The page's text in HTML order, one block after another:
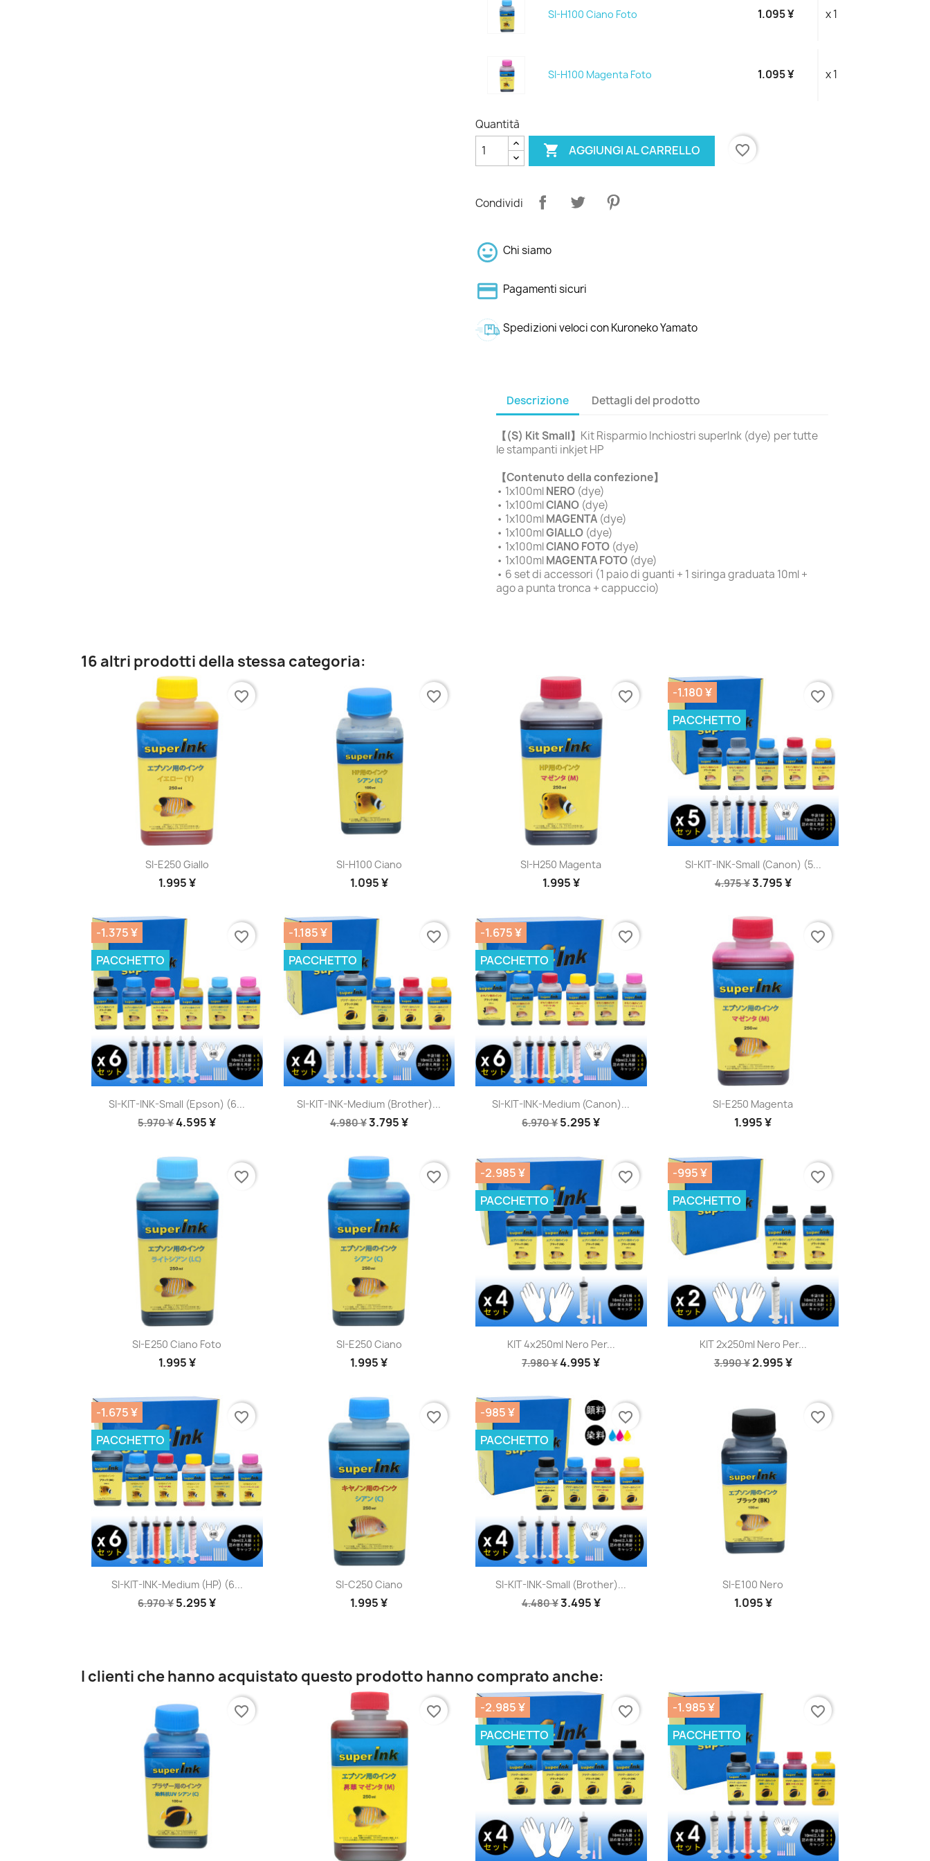
SI-H100 Ciano Foto 1.095 ¥ x 1
SI-H100 Magenta Foto 1.095 ¥ x 1
Quantità
 AGGIUNGI AL CARRELLO favorite_border
Condividi
Chi siamo
Pagamenti sicuri
Spedizioni veloci con Kuroneko Yamato
Descrizione Dettagli del prodotto
【(S) Kit Small】 Kit Risparmio Inchiostri superInk (dye) per tutte
le stampanti inkjet HP
【Contenuto della confezione】
• 1x100mlNERO (dye)
• 1x100mlCIANO (dye)
• 1x100mlMAGENTA (dye)
• 1x100mlGIALLO (dye)
• 1x100mlCIANO FOTO (dye)
• 1x100mlMAGENTA FOTO (dye)
• 6 set di accessori (1 paio di guanti + 1 siringa graduata 10ml +
ago a punta tronca + cappuccio)
16 altri prodotti della stessa categoria:
Anteprima
SI-E250 Giallo
1.995 ¥
favorite_border
Anteprima
SI-H100 Ciano
1.095 ¥
favorite_border
Anteprima
SI-H250 Magenta
1.995 ¥
favorite_border
Anteprima
SI-KIT-INK-Small (Canon) (5...
4.975 ¥3.795 ¥
-1.180 ¥
PACCHETTO
favorite_border
Anteprima
SI-KIT-INK-Small (Epson) (6...
5.970 ¥4.595 ¥
-1.375 ¥
PACCHETTO
favorite_border
Anteprima
SI-KIT-INK-Medium (Brother)...
4.980 ¥3.795 ¥
-1.185 ¥
PACCHETTO
favorite_border
Anteprima
SI-KIT-INK-Medium (Canon)...
6.970 ¥5.295 ¥
-1.675 ¥
PACCHETTO
favorite_border
Anteprima
SI-E250 Magenta
1.995 ¥
favorite_border
Anteprima
SI-E250 Ciano Foto
1.995 ¥
favorite_border
Anteprima
SI-E250 Ciano
1.995 ¥
favorite_border
Anteprima
KIT 4x250ml Nero Per...
7.980 ¥4.995 ¥
-2.985 ¥
PACCHETTO
favorite_border
Anteprima
KIT 2x250ml Nero Per...
3.990 ¥2.995 ¥
-995 ¥
PACCHETTO
favorite_border
Anteprima
SI-KIT-INK-Medium (HP) (6...
6.970 ¥5.295 ¥
-1.675 ¥
PACCHETTO
favorite_border
Anteprima
SI-C250 Ciano
1.995 ¥
favorite_border
Anteprima
SI-KIT-INK-Small (Brother)...
4.480 ¥3.495 ¥
-985 ¥
PACCHETTO
favorite_border
Anteprima
SI-E100 Nero
1.095 ¥
favorite_border
I clienti che hanno acquistato questo prodotto hanno comprato anche:
favorite_border favorite_border
-2.985 ¥
PACCHETTO
favorite_border
-1.985 ¥
PACCHETTO
favorite_border